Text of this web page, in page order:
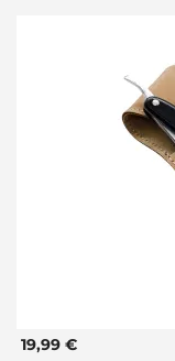
19,99 €